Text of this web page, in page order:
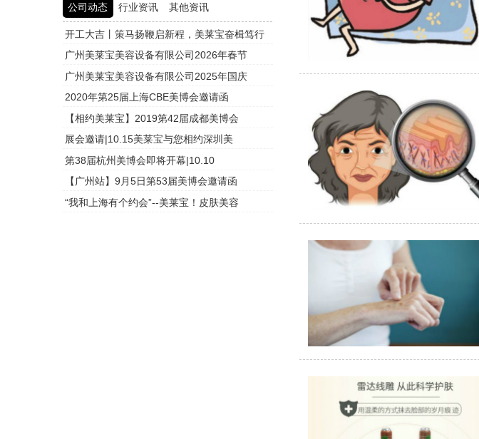
公司动态 行业资讯 其他资讯
开工大吉丨策马扬鞭启新程，美莱宝奋楫笃行
广州美莱宝美容设备有限公司2026年春节
广州美莱宝美容设备有限公司2025年国庆
2020年第25届上海CBE美博会邀请函
【相约美莱宝】2019第42届成都美博会
展会邀请|10.15美莱宝与您相约深圳美
第38届杭州美博会即将开幕|10.10
【广州站】9月5日第53届美博会邀请函
“我和上海有个约会”--美莱宝！皮肤美容
头皮检测仪厂家的市场竞争与战略分析
头皮检测仪厂家的产品认证与标准合规性
头皮检测仪厂家的专业团队与研发实力
头皮检测仪厂家的全球市场策略与扩展计划
头皮检测仪厂家如何满足个性化需求？
头皮检测仪厂家的技术创新与发展趋势
头皮检测仪厂家的客户服务与售后支持体系
头皮检测仪厂家在美容行业中的影响力和地位
头皮检测仪厂家的生产工艺与质量控制